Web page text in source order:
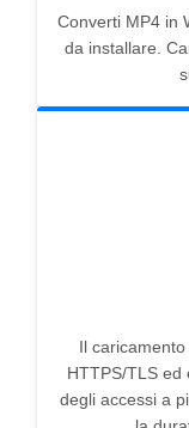
Converti MP4 in
da installare.
Il
HTTPS/TLS
degli accessi a